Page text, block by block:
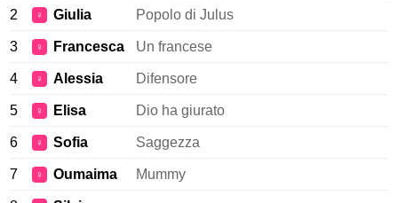
2 ♀ Giulia Popolo di Julus
3 ♀ Francesca Un francese
4 ♀ Alessia Difensore
5 ♀ Elisa Dio ha giurato
6 ♀ Sofia Saggezza
7 ♀ Oumaima Mummy